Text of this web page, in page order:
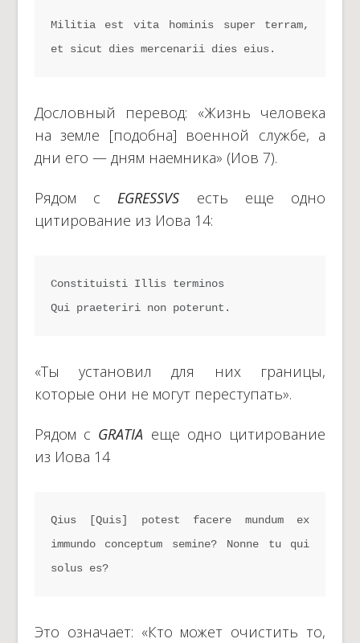
Militia est vita hominis super terram,
et sicut dies mercenarii dies eius.
Дословный перевод: «Жизнь человека
на земле [подобна] военной службе, а
дни его — дням наемника» (Иов 7).
Рядом сEGRESSVS есть еще одно
цитирование из Иова 14:
Constituisti Illis terminos
Qui praeteriri non poterunt.
«Ты установил для них границы,
которые они не могут переступать».
Рядом с GRATIA еще одно цитирование
из Иова 14
Qius [Quis] potest facere mundum ex
immundo conceptum semine? Nonne tu qui
solus es?
Это означает: «Кто может очистить то,